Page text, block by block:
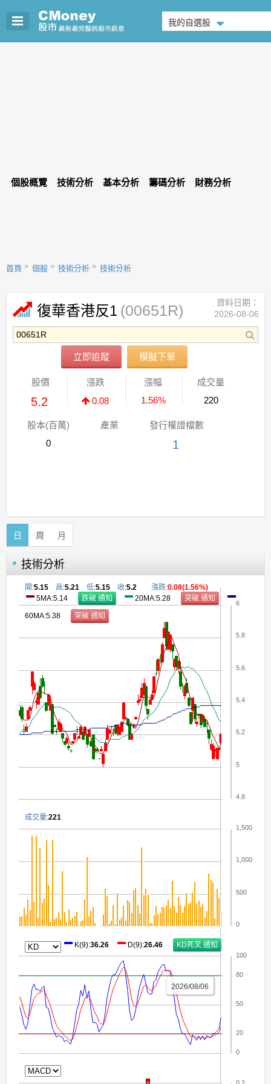
我的自選股
個股概覽 技術分析 基本分析 籌碼分析 財務分析
首頁 個股 技術分析 技術分析
復華香港反1 (00651R)
立即追蹤 模擬下單
資料日期：
2026-08-06
股價
5.2
漲跌
0.08
漲幅
1.56%
成交量
220
股本(百萬)
0
產業 發行權證檔數
1
日 周 月
技術分析
4.8
5
5.2
5.4
5.6
5.8
6
0
500
1,000
1,500
0
20
50
80
100
2026/08/06
開 :5.15 高:5.21 低:5.15 收:5.2 漲跌:0.08(1.56%)
5MA:5.14
20MA:5.28
60MA:5.38
成交量:221
K(9):36.26 D(9):26.46